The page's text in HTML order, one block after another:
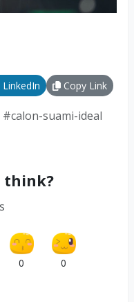
LinkedIn Copy Link
#calon-suami-ideal
think?
0 0